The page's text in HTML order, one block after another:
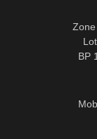
Zone
BP